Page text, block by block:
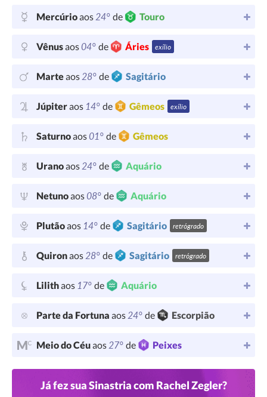
Mercúrioaos24° de Touro
Vênusaos04° de Áries exílio
Marteaos28° de Sagitário
Júpiteraos 14° de Gêmeos exílio
Saturnoaos01° de Gêmeos
Uranoaos24° de Aquário
Netunoaos08° de Aquário
Plutãoaos 14° de Sagitário retrógrado
Quironaos28° de Sagitário retrógrado
Lilithaos 17° de Aquário
Parte da Fortuna aos24° de Escorpião
Meio do Céuaos27° de Peixes
Já fez sua Sinastria com Rachel Zegler?